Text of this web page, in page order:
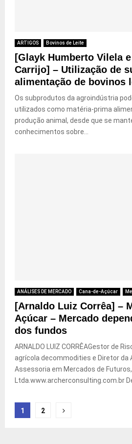
ARTIGOS Bovinos de Leite
[Glayk Humberto Vilela
Carrijo] – Utilização de
alimentação de bovinos
Os subprodutos da agroindústria
utilizados como matéria-prima
produção animal, desde que se
conhecimentos sobre...
ANÁLISES DE MERCADO Cana-de-Açúcar
[Arnaldo Luiz Corrêa] –
Açúcar – Mercado
dos fundos
ARNALDO LUIZ CORRÊAGestor de
agrícola decommodities e Diretor da
Assessoria em Mercados de
Ltda.www.archerconsulting.com.br
Paginação
1 2